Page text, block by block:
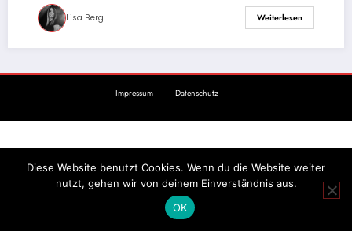
Lisa Berg Weiterlesen
Impressum Datenschutz
Diese Website benutzt Cookies. Wenn du die Website weiter
nutzt, gehen wir von deinem Einverständnis aus.
OK